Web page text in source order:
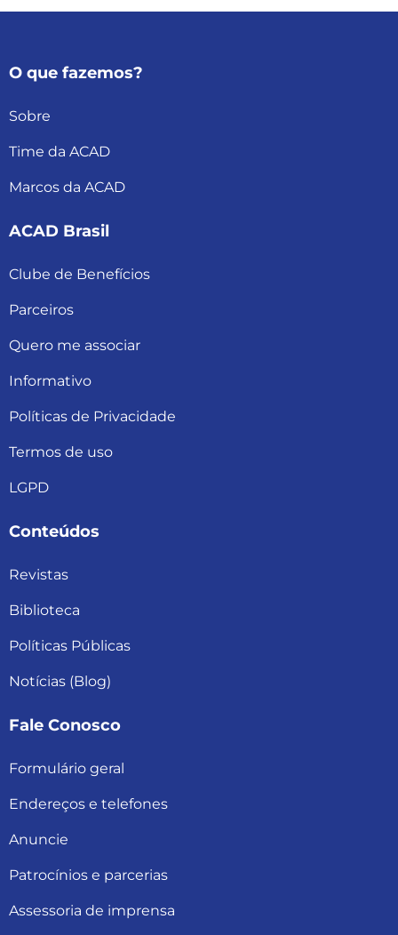
O que fazemos?
Sobre
Time da ACAD
Marcos da ACAD
ACAD Brasil
Clube de Benefícios
Parceiros
Quero me associar
Informativo
Políticas de Privacidade
Termos de uso
LGPD
Conteúdos
Revistas
Biblioteca
Políticas Públicas
Notícias (Blog)
Fale Conosco
Formulário geral
Endereços e telefones
Anuncie
Patrocínios e parcerias
Assessoria de imprensa